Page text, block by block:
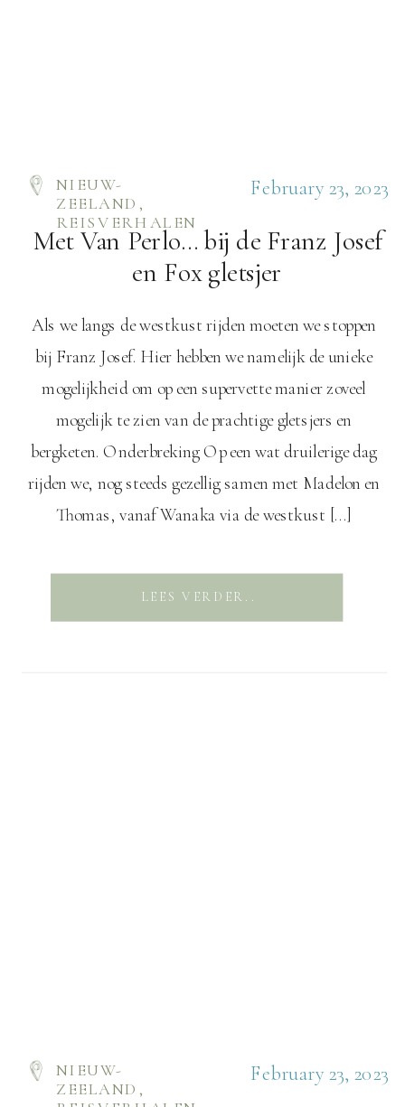
Met Van Perlo… bij de Franz Josef
en Fox gletsjer
Als we langs de westkust rijden moeten we stoppen
bij Franz Josef. Hier hebben we namelijk de unieke
mogelijkheid om op een supervette manier zoveel
mogelijk te zien van de prachtige gletsjers en
bergketen. Onderbreking Op een wat druilerige dag
rijden we, nog steeds gezellig samen met Madelon en
Thomas, vanaf Wanaka via de westkust […]
LEES VERDER..
NIEUW-
ZEELAND ,
REISVERHALEN
February 23, 2023
NIEUW-
ZEELAND ,
February 23, 2023